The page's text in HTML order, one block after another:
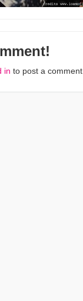
in to post a comment.